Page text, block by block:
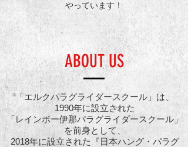
やっています！
ABOUT US
「エルクパラグライダースクール」は、
1990年に設立された
「レインボー伊那パラグライダースクール」
を前身として、
2018年に設立された『日本ハング・パラグ